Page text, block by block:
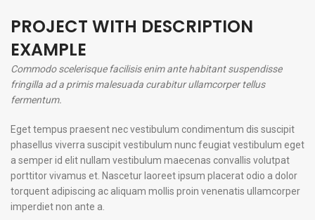
PROJECT WITH DESCRIPTION
EXAMPLE
Commodo scelerisque facilisis enim ante habitant suspendisse
fringilla ad a primis malesuada curabitur ullamcorper tellus
fermentum.
Eget tempus praesent nec vestibulum condimentum dis suscipit
phasellus viverra suscipit vestibulum nunc feugiat vestibulum eget
a semper id elit nullam vestibulum maecenas convallis volutpat
porttitor vivamus et. Nascetur laoreet ipsum placerat odio a dolor
torquent adipiscing ac aliquam mollis proin venenatis ullamcorper
imperdiet non ante a.